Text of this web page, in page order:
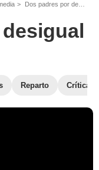
Dos padres por desigual
Reparto Críticas